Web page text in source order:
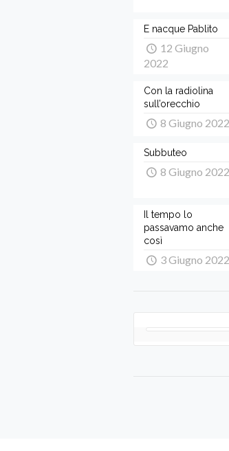
E nacque Pablito
12 Giugno
2022
Con la radiolina
sull’orecchio
8 Giugno 2022
Subbuteo
8 Giugno 2022
Il tempo lo
passavamo anche
così
3 Giugno 2022